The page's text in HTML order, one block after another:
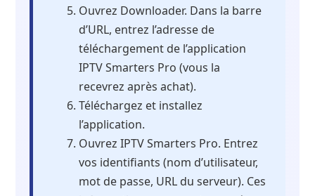
Ouvrez Downloader. Dans la barre
d’URL, entrez l’adresse de
téléchargement de l’application
IPTV Smarters Pro (vous la
recevrez après achat).
Téléchargez et installez
l’application.
Ouvrez IPTV Smarters Pro. Entrez
vos identifiants (nom d’utilisateur,
mot de passe, URL du serveur). Ces